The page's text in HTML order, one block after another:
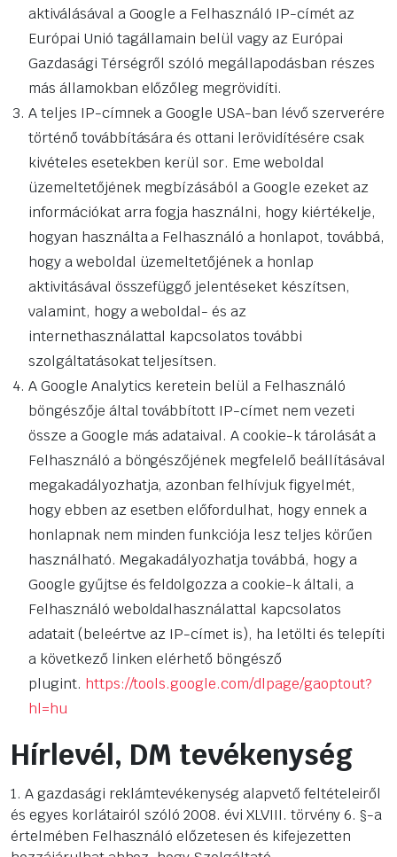
aktiválásával a Google a Felhasználó IP-címét az
Európai Unió tagállamain belül vagy az Európai
Gazdasági Térségről szóló megállapodásban részes
más államokban előzőleg megrövidíti.
A teljes IP-címnek a Google USA-ban lévő szerverére
történő továbbítására és ottani lerövidítésére csak
kivételes esetekben kerül sor. Eme weboldal
üzemeltetőjének megbízásából a Google ezeket az
információkat arra fogja használni, hogy kiértékelje,
hogyan használta a Felhasználó a honlapot, továbbá,
hogy a weboldal üzemeltetőjének a honlap
aktivitásával összefüggő jelentéseket készítsen,
valamint, hogy a weboldal- és az
internethasználattal kapcsolatos további
szolgáltatásokat teljesítsen.
A Google Analytics keretein belül a Felhasználó
böngészője által továbbított IP-címet nem vezeti
össze a Google más adataival. A cookie-k tárolását a
Felhasználó a böngészőjének megfelelő beállításával
megakadályozhatja, azonban felhívjuk figyelmét,
hogy ebben az esetben előfordulhat, hogy ennek a
honlapnak nem minden funkciója lesz teljes körűen
használható. Megakadályozhatja továbbá, hogy a
Google gyűjtse és feldolgozza a cookie-k általi, a
Felhasználó weboldalhasználattal kapcsolatos
adatait (beleértve az IP-címet is), ha letölti és telepíti
a következő linken elérhető böngésző
plugint. https://tools.google.com/dlpage/gaoptout?
hl=hu
Hírlevél, DM tevékenység
1. A gazdasági reklámtevékenység alapvető feltételeiről
és egyes korlátairól szóló 2008. évi XLVIII. törvény 6. §-a
értelmében Felhasználó előzetesen és kifejezetten